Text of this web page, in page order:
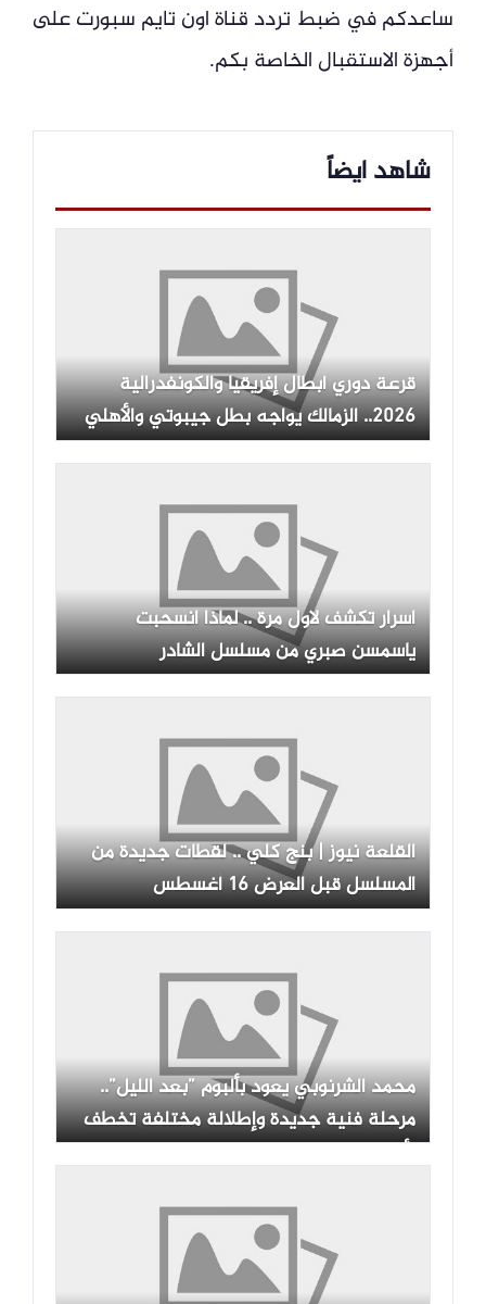
ساعدكم في ضبط تردد قناة اون تايم سبورت على
أجهزة الاستقبال الخاصة بكم.
شاهد ايضاً
قرعة دوري أبطال إفريقيا والكونفدرالية
2026.. الزمالك يواجه بطل جيبوتي والأهلي
ينتظر منافسه القاري
اسرار تكشف لاول مرة .. لماذا انسحبت
ياسمسن صبري من مسلسل الشادر
القلعة نيوز | بنج كلي .. لقطات جديدة من
المسلسل قبل العرض 16 أغسطس
محمد الشرنوبي يعود بألبوم ”بعد الليل”..
مرحلة فنية جديدة وإطلالة مختلفة تخطف
الأنظار